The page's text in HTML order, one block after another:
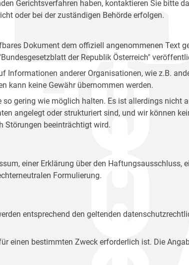
Gerichtsverfahren haben, kontaktieren Sie bitte
oder bei der zuständigen Behörde erfolgen.
Dokument dem offiziell angenommenen Text
der Republik Österreich"
anderer Organisationen, wie z.B.
kann keine Gewähr übernommen werden.
gering wie möglich halten. Es ist allerdings nicht
angelegt oder strukturiert sind, und wir können
Störungen beeinträchtigt wird.
einer Erklärung über den Haftungsausschluss,
Formulierung.
entsprechend den geltenden
einen bestimmten Zweck erforderlich ist. Die